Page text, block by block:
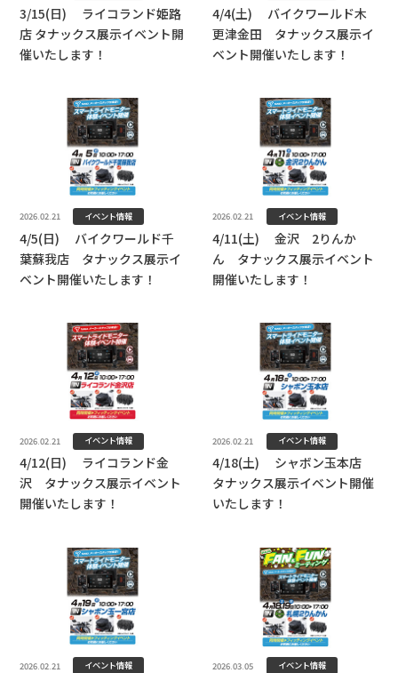
3/15(日) ライコランド姫路
店 タナックス展示イベント開
催いたします！
4/4(土) バイクワールド木
更津金田 タナックス展示イ
ベント開催いたします！
2026.02.21 イベント情報
4/5(日) バイクワールド千
葉蘇我店 タナックス展示イ
ベント開催いたします！
2026.02.21 イベント情報
4/11(土) 金沢 2りんか
ん タナックス展示イベント
開催いたします！
2026.02.21 イベント情報
4/12(日) ライコランド金
沢 タナックス展示イベント
開催いたします！
2026.02.21 イベント情報
4/18(土) シャボン玉本店
タナックス展示イベント開催
いたします！
2026.02.21 イベント情報 2026.03.05 イベント情報